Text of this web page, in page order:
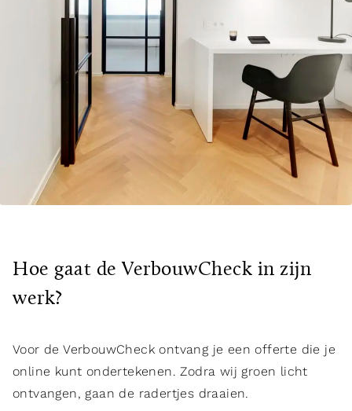
Hoe gaat de VerbouwCheck in zijn
werk?
Voor de VerbouwCheck ontvang je een offerte die je
online kunt ondertekenen. Zodra wij groen licht
ontvangen, gaan de radertjes draaien.